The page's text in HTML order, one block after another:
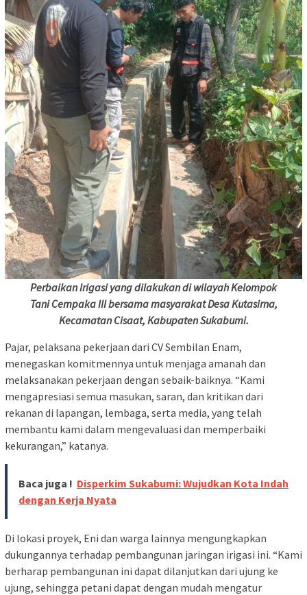
Perbaikan Irigasi yang dilakukan di wilayah Kelompok
Tani Cempaka III bersama masyarakat Desa Kutasirna,
Kecamatan Cisaat, Kabupaten Sukabumi.
Pajar, pelaksana pekerjaan dari CV Sembilan Enam,
menegaskan komitmennya untuk menjaga amanah dan
melaksanakan pekerjaan dengan sebaik-baiknya. “Kami
mengapresiasi semua masukan, saran, dan kritikan dari
rekanan di lapangan, lembaga, serta media, yang telah
membantu kami dalam mengevaluasi dan memperbaiki
kekurangan,” katanya.
Baca juga ! Disperkim Sukabumi: Wujudkan Kota Indah
dengan Kerja Nyata
Di lokasi proyek, Eni dan warga lainnya mengungkapkan
dukungannya terhadap pembangunan jaringan irigasi ini. “Kami
berharap pembangunan ini dapat dilanjutkan dari ujung ke
ujung, sehingga petani dapat dengan mudah mengatur